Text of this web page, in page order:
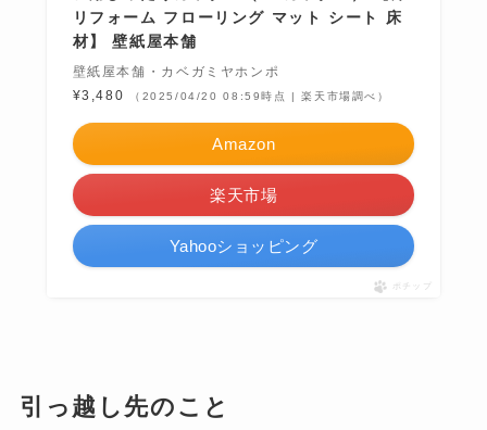
リフォーム フローリング マット シート 床
材】 壁紙屋本舗
壁紙屋本舗・カベガミヤホンポ
¥3,480
（2025/04/20 08:59時点 | 楽天市場調べ）
Amazon
楽天市場
Yahooショッピング
ポチップ
引っ越し先のこと